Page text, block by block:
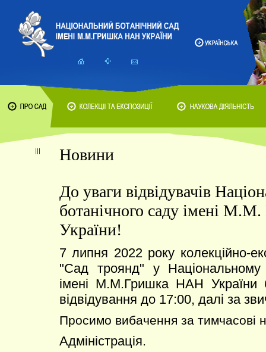
Новини
До уваги відвідувачів
ботанічного саду імені
України!
7 липня 2022 року колекційно-
"Сад троянд" у Національному
імені М.М.Гришка НАН України
відвідування до 17:00, далі за
Просимо вибачення за тимчасові
Адміністрація.